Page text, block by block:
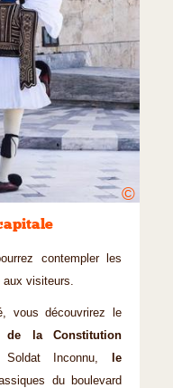
©
contempler les
aux visiteurs.
vous découvrirez le
de la Constitution
Soldat Inconnu,
le
du boulevard